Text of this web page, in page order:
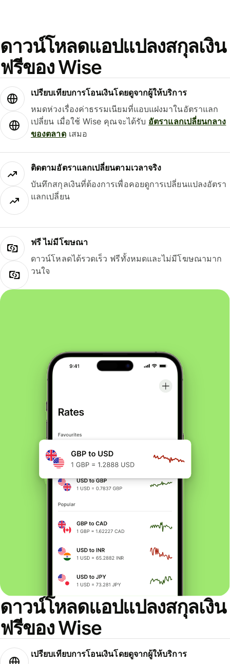
ดาวน์โหลดแอปแปลงสกุลเงิน
ฟรีของ Wise
เปรียบเทียบการโอนเงินโดยดูจากผู้ให้บริการ
หมดห่วงเรื่องค่าธรรมเนียมที่แอบแฝงมาในอัตราแลก
เปลี่ยน เมื่อใช้ Wise คุณจะได้รับ อัตราแลกเปลี่ยนกลาง
ของตลาดเสมอ
ติดตามอัตราแลกเปลี่ยนตามเวลาจริง
บันทึกสกุลเงินที่ต้องการเพื่อคอยดูการเปลี่ยนแปลงอัตรา
แลกเปลี่ยน
ฟรี ไม่มีโฆษณา
ดาวน์โหลดได้รวดเร็ว ฟรีทั้งหมดและไม่มีโฆษณามาก
วนใจ
ดาวน์โหลดแอปแปลงสกุลเงิน
ฟรีของ Wise
เปรียบเทียบการโอนเงินโดยดูจากผู้ให้บริการ